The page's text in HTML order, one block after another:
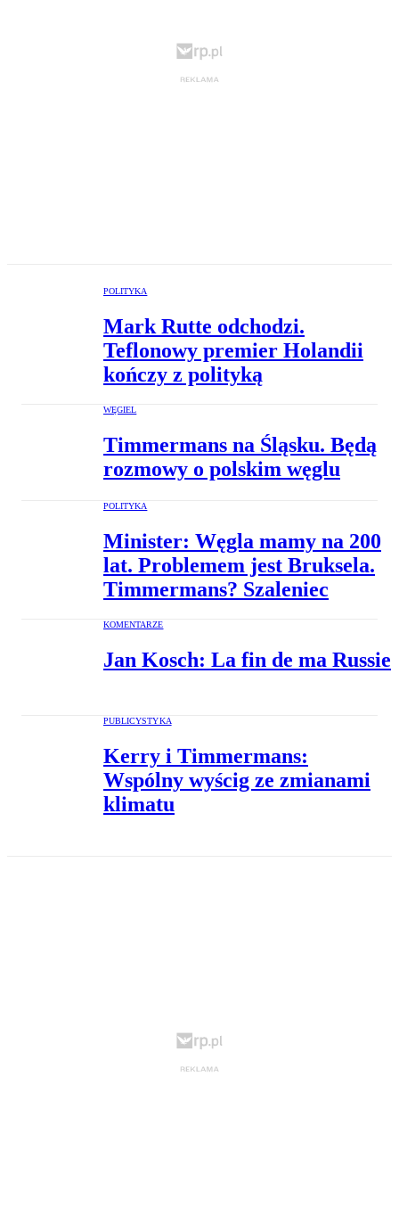
POLITYKA
Mark Rutte odchodzi.
Teflonowy premier Holandii
kończy z polityką
WĘGIEL
Timmermans na Śląsku. Będą
rozmowy o polskim węglu
POLITYKA
Minister: Węgla mamy na 200
lat. Problemem jest Bruksela.
Timmermans? Szaleniec
KOMENTARZE
Jan Kosch: La fin de ma Russie
PUBLICYSTYKA
Kerry i Timmermans:
Wspólny wyścig ze zmianami
klimatu